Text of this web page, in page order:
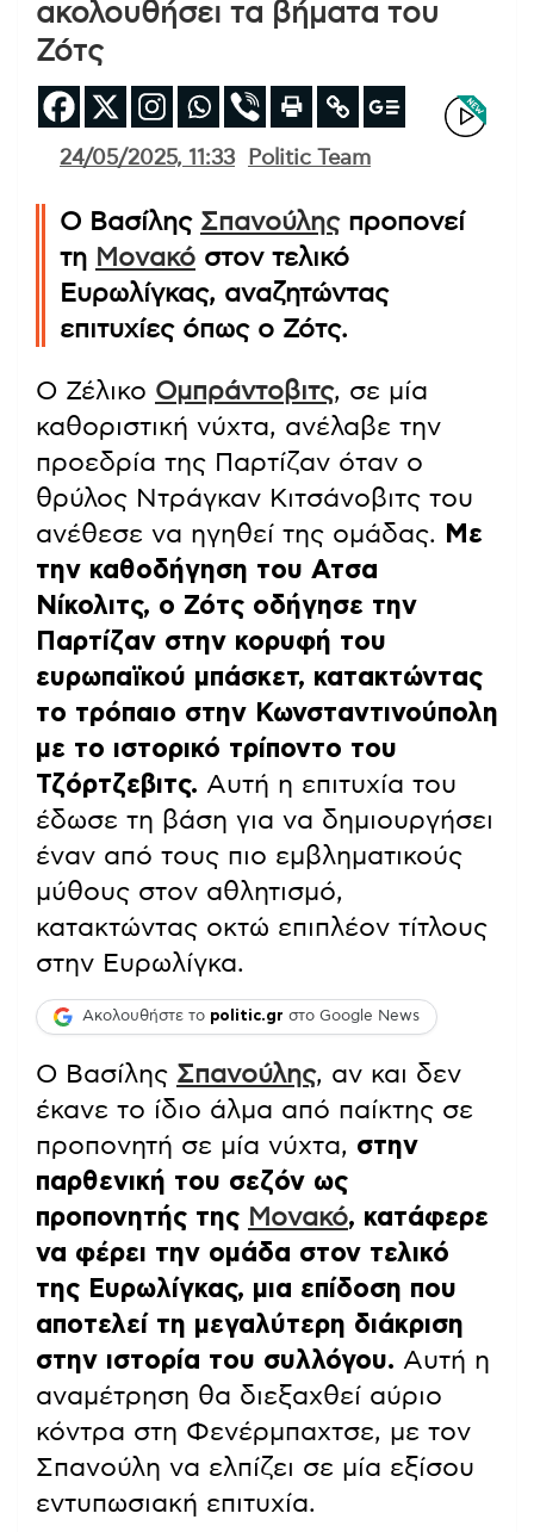
ακολουθήσει τα βήματα του
Ζότς
24/05/2025, 11:33 Politic Team
Ο Βασίλης Σπανούληςπροπονεί
τη Μονακό στον τελικό
Ευρωλίγκας, αναζητώντας
επιτυχίες όπως ο Ζότς.
Ο Ζέλικο Ομπράντοβιτς, σε μία
καθοριστική νύχτα, ανέλαβε την
προεδρία της Παρτίζαν όταν ο
θρύλος Ντράγκαν Κιτσάνοβιτς του
ανέθεσε να ηγηθεί της ομάδας.
Με
την καθοδήγηση του Ατσα
Νίκολιτς, ο Ζότς οδήγησε την
Παρτίζαν στην κορυφή του
ευρωπαϊκού μπάσκετ, κατακτώντας
το τρόπαιο στην Κωνσταντινούπολη
με το ιστορικό τρίποντο του
Τζόρτζεβιτς. Αυτή η επιτυχία του
έδωσε τη βάση για να δημιουργήσει
έναν από τους πιο εμβληματικούς
μύθους στον αθλητισμό,
κατακτώντας οκτώ επιπλέον τίτλους
στην Ευρωλίγκα.
Ακολουθήστε το politic.gr στο Google News
Ο Βασίλης Σπανούλης, αν και δεν
έκανε το ίδιο άλμα από παίκτης σε
προπονητή σε μία νύχτα, στην
παρθενική του σεζόν ως
προπονητής της Μονακό, κατάφερε
να φέρει την ομάδα στον τελικό
της Ευρωλίγκας, μια επίδοση που
αποτελεί τη μεγαλύτερη διάκριση
στην ιστορία του συλλόγου. Αυτή η
αναμέτρηση θα διεξαχθεί αύριο
κόντρα στη Φενέρμπαχτσε, με τον
Σπανούλη να ελπίζει σε μία εξίσου
εντυπωσιακή επιτυχία.